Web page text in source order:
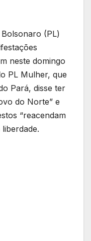
(PL)
neste domingo
PL Mulher, que
Pará, disse ter
do Norte” e
“reacendam